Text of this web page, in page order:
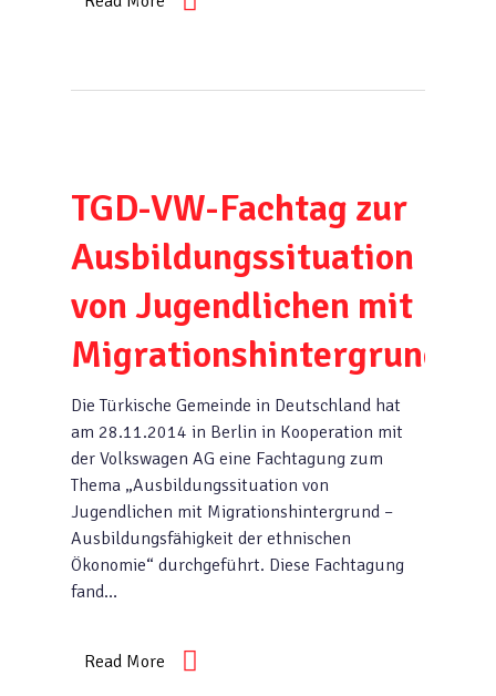
TGD-VW-Fachtag zur
Ausbildungssituation
von Jugendlichen mit
Migrationshintergrund
Die Türkische Gemeinde in Deutschland hat
am 28.11.2014 in Berlin in Kooperation mit
der Volkswagen AG eine Fachtagung zum
Thema „Ausbildungssituation von
Jugendlichen mit Migrationshintergrund –
Ausbildungsfähigkeit der ethnischen
Ökonomie“ durchgeführt. Diese Fachtagung
fand…
Read More